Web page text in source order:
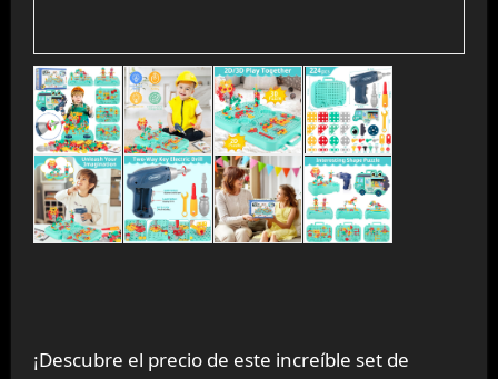
¡Descubre el precio de este increíble set de